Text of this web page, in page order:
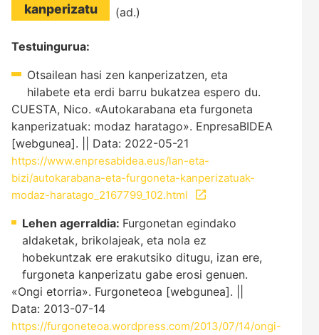
kanperizatu (ad.)
Testuingurua:
Otsailean hasi zen kanperizatzen, eta
hilabete eta erdi barru bukatzea espero du.
CUESTA, Nico. «Autokarabana eta furgoneta
kanperizatuak: modaz haratago». EnpresaBIDEA
[webgunea]. || Data: 2022-05-21
https://www.enpresabidea.eus/lan-eta-
bizi/autokarabana-eta-furgoneta-kanperizatuak-
modaz-haratago_2167799_102.html
Lehen agerraldia: Furgonetan egindako
aldaketak, brikolajeak, eta nola ez
hobekuntzak ere erakutsiko ditugu, izan ere,
furgoneta kanperizatu gabe erosi genuen.
«Ongi etorria». Furgoneteoa [webgunea]. ||
Data: 2013-07-14
https://furgoneteoa.wordpress.com/2013/07/14/ongi-